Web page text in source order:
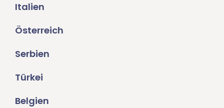
Italien
Österreich
Serbien
Türkei
Belgien